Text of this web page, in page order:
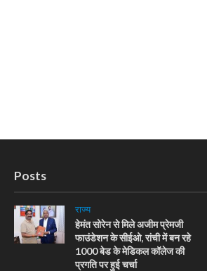
Posts
राज्य
हेमंत सोरेन से मिले अजीम प्रेमजी
फाउंडेशन के सीईओ, रांची में बन रहे
1000 बेड के मेडिकल कॉलेज की
प्रगति पर हुई चर्चा